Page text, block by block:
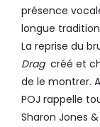
présence
longue
La reprise du
Dragcréé et
de le montrer.
POJ rappelle
Sharon Jones